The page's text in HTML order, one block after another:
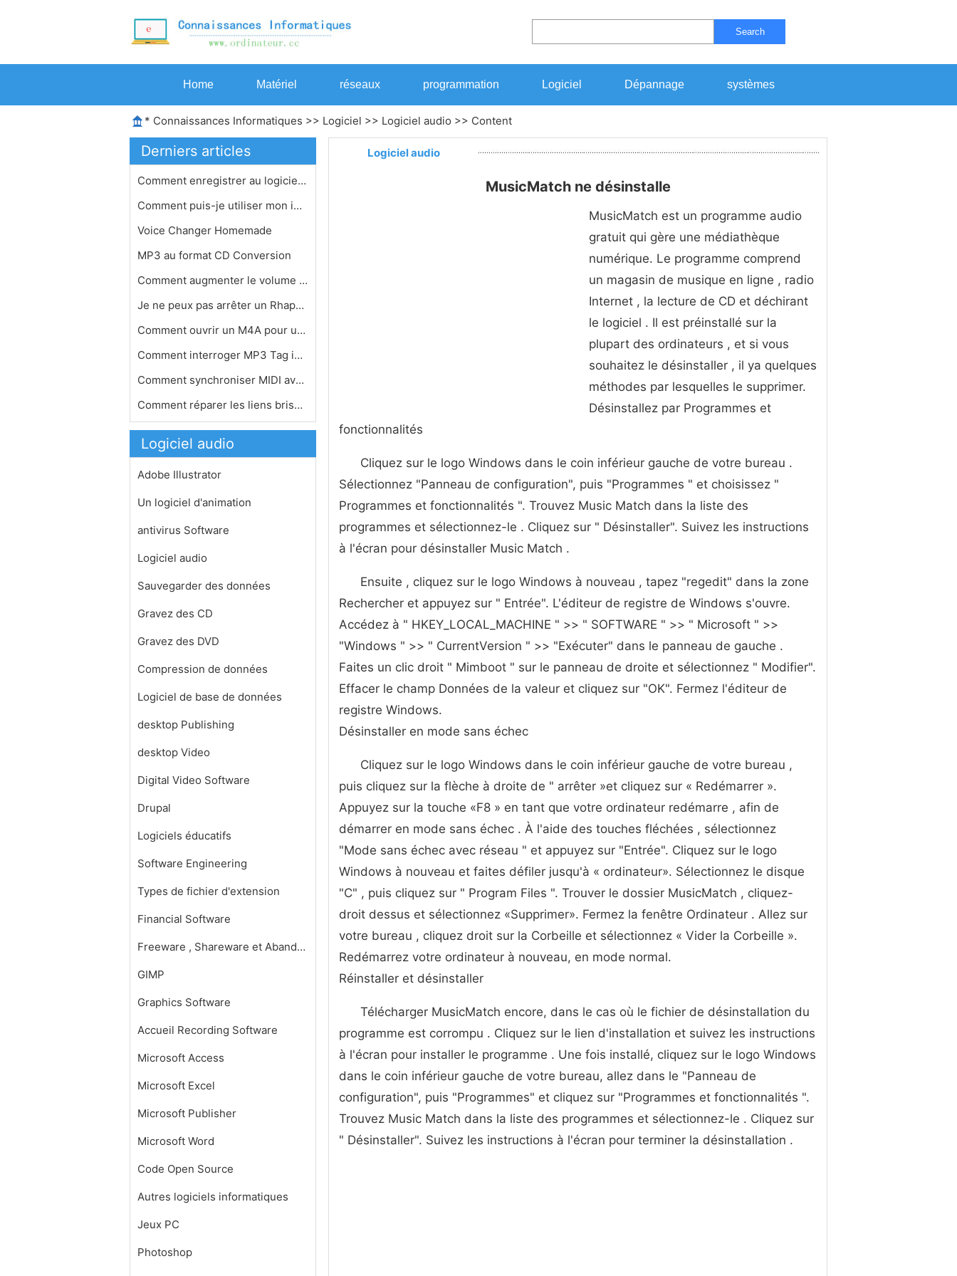
Search
Home Matériel réseaux programmation Logiciel Dépannage systèmes
* Connaissances Informatiques >> Logiciel >> Logiciel audio >> Content
Derniers articles
Comment enregistrer au logiciel MP3
Comment puis-je utiliser mon iPod av…
Voice Changer Homemade
MP3 au format CD Conversion
Comment augmenter le volume de piste…
Je ne peux pas arrêter un Rhapsody …
Comment ouvrir un M4A pour un iPod s…
Comment interroger MP3 Tag informati…
Comment synchroniser MIDI avec Trakt…
Comment réparer les liens brisés d…
Logiciel audio
Adobe Illustrator
Un logiciel d'animation
antivirus Software
Logiciel audio
Sauvegarder des données
Gravez des CD
Gravez des DVD
Compression de données
Logiciel de base de données
desktop Publishing
desktop Video
Digital Video Software
Drupal
Logiciels éducatifs
Software Engineering
Types de fichier d'extension
Financial Software
Freeware , Shareware et Abandonware
GIMP
Graphics Software
Accueil Recording Software
Microsoft Access
Microsoft Excel
Microsoft Publisher
Microsoft Word
Code Open Source
Autres logiciels informatiques
Jeux PC
Photoshop
Logiciel audio
MusicMatch ne désinstalle
MusicMatch est un programme audio
gratuit qui gère une médiathèque
numérique. Le programme comprend
un magasin de musique en ligne , radio
Internet , la lecture de CD et déchirant
le logiciel . Il est préinstallé sur la
plupart des ordinateurs , et si vous
souhaitez le désinstaller , il ya quelques
méthodes par lesquelles le supprimer.
Désinstallez par Programmes et
fonctionnalités
Cliquez sur le logo Windows dans le coin inférieur gauche de votre bureau .
Sélectionnez "Panneau de configuration", puis "Programmes " et choisissez "
Programmes et fonctionnalités ". Trouvez Music Match dans la liste des
programmes et sélectionnez-le . Cliquez sur " Désinstaller". Suivez les instructions
à l'écran pour désinstaller Music Match .
Ensuite , cliquez sur le logo Windows à nouveau , tapez "regedit" dans la zone
Rechercher et appuyez sur " Entrée". L'éditeur de registre de Windows s'ouvre.
Accédez à " HKEY_LOCAL_MACHINE " >> " SOFTWARE " >> " Microsoft " >>
"Windows " >> " CurrentVersion " >> "Exécuter" dans le panneau de gauche .
Faites un clic droit " Mimboot " sur le panneau de droite et sélectionnez " Modifier".
Effacer le champ Données de la valeur et cliquez sur "OK". Fermez l'éditeur de
registre Windows.
Désinstaller en mode sans échec
Cliquez sur le logo Windows dans le coin inférieur gauche de votre bureau ,
puis cliquez sur la flèche à droite de " arrêter »et cliquez sur « Redémarrer ».
Appuyez sur la touche «F8 » en tant que votre ordinateur redémarre , afin de
démarrer en mode sans échec . À l'aide des touches fléchées , sélectionnez
"Mode sans échec avec réseau " et appuyez sur "Entrée". Cliquez sur le logo
Windows à nouveau et faites défiler jusqu'à « ordinateur». Sélectionnez le disque
"C" , puis cliquez sur " Program Files ". Trouver le dossier MusicMatch , cliquez-
droit dessus et sélectionnez «Supprimer». Fermez la fenêtre Ordinateur . Allez sur
votre bureau , cliquez droit sur la Corbeille et sélectionnez « Vider la Corbeille ».
Redémarrez votre ordinateur à nouveau, en mode normal.
Réinstaller et désinstaller
Télécharger MusicMatch encore, dans le cas où le fichier de désinstallation du
programme est corrompu . Cliquez sur le lien d'installation et suivez les instructions
à l'écran pour installer le programme . Une fois installé, cliquez sur le logo Windows
dans le coin inférieur gauche de votre bureau, allez dans le "Panneau de
configuration", puis "Programmes" et cliquez sur "Programmes et fonctionnalités ".
Trouvez Music Match dans la liste des programmes et sélectionnez-le . Cliquez sur
" Désinstaller". Suivez les instructions à l'écran pour terminer la désinstallation .